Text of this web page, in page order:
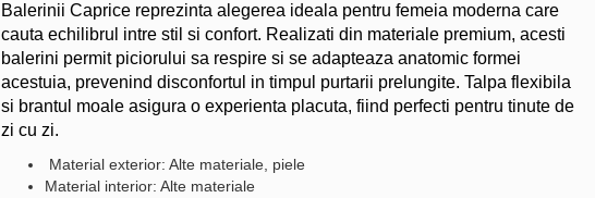
Balerinii Caprice reprezinta alegerea ideala pentru femeia moderna care
cauta echilibrul intre stil si confort. Realizati din materiale premium, acesti
balerini permit piciorului sa respire si se adapteaza anatomic formei
acestuia, prevenind disconfortul in timpul purtarii prelungite. Talpa flexibila
si brantul moale asigura o experienta placuta, fiind perfecti pentru tinute de
zi cu zi.
Material exterior: Alte materiale, piele
Material interior: Alte materiale